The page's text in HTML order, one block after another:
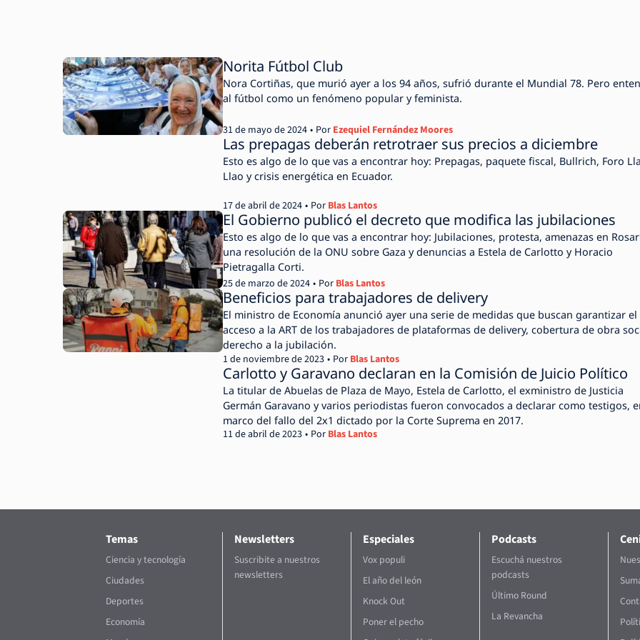
Norita Fútbol Club
Nora Cortiñas, que murió ayer a los 94 años, sufrió durante el Mundial 78. Pero
al fútbol como un fenómeno popular y feminista.
Por Ezequiel Fernández Moores
31 de mayo de 2024
Las prepagas deberán retrotraer sus precios a diciembre
Esto es algo de lo que vas a encontrar hoy: Prepagas, paquete fiscal, Bullrich, Foro
Llao y crisis energética en Ecuador.
Por Blas Lantos
17 de abril de 2024
El Gobierno publicó el decreto que modifica las jubilaciones
Esto es algo de lo que vas a encontrar hoy: Jubilaciones, protesta, amenazas en
una resolución de la ONU sobre Gaza y denuncias a Estela de Carlotto y Horacio
Pietragalla Corti.
Por Blas Lantos
25 de marzo de 2024
Beneficios para trabajadores de delivery
El ministro de Economía anunció ayer una serie de medidas que buscan garantizar el
acceso a la ART de los trabajadores de plataformas de delivery, cobertura de obra
derecho a la jubilación.
Por Blas Lantos
1 de noviembre de 2023
Carlotto y Garavano declaran en la Comisión de Juicio Político
La titular de Abuelas de Plaza de Mayo, Estela de Carlotto, el exministro de Justicia
Germán Garavano y varios periodistas fueron convocados a declarar como testigos,
marco del fallo del 2x1 dictado por la Corte Suprema en 2017.
Por Blas Lantos
11 de abril de 2023
Temas
Ciencia y tecnología
Ciudades
Deportes
Economía
Newsletters
Suscribite a nuestros
newsletters
Especiales
Vox populi
El año del león
Knock Out
Poner el pecho
Podcasts
Escuchá nuestros
podcasts
Último Round
La Revancha